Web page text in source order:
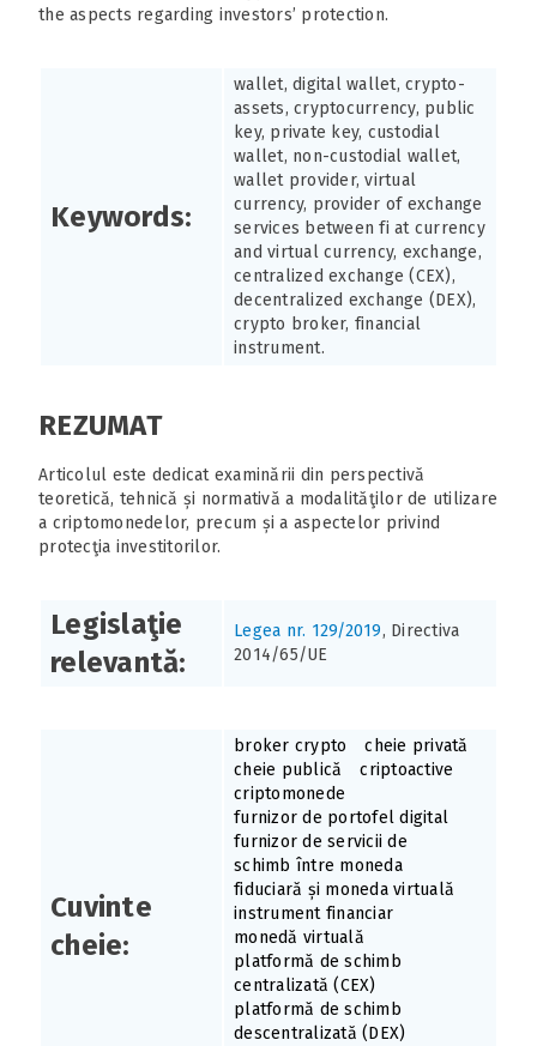
the aspects regarding investors’ protection.
Keywords:
wallet, digital wallet, crypto-
assets, cryptocurrency, public
key, private key, custodial
wallet, non-custodial wallet,
wallet provider, virtual
currency, provider of exchange
services between fi at currency
and virtual currency, exchange,
centralized exchange (CEX),
decentralized exchange (DEX),
crypto broker, financial
instrument.
REZUMAT
Articolul este dedicat examinării din perspectivă
teoretică, tehnică și normativă a modalităţilor de utilizare
a criptomonedelor, precum și a aspectelor privind
protecţia investitorilor.
Legislaţie
relevantă:
Legea nr. 129/2019, Directiva
2014/65/UE
Cuvinte
cheie:
broker crypto
cheie privată
cheie publică
criptoactive
criptomonede
furnizor de portofel digital
furnizor de servicii de
schimb între moneda
fiduciară și moneda virtuală
instrument financiar
monedă virtuală
platformă de schimb
centralizată (CEX)
platformă de schimb
descentralizată (DEX)